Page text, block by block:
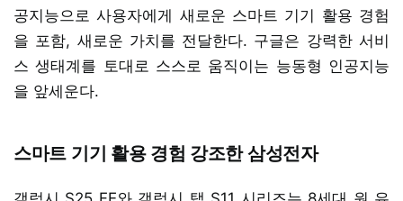
공지능으로 사용자에게 새로운 스마트 기기 활용 경험
을 포함, 새로운 가치를 전달한다. 구글은 강력한 서비
스 생태계를 토대로 스스로 움직이는 능동형 인공지능
을 앞세운다.
스마트 기기 활용 경험 강조한 삼성전자